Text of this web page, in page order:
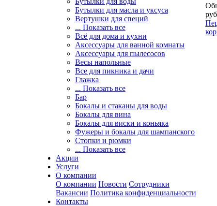
Бутылки для масла и уксуса
Вертушки для специй
... Показать все
Всё для дома и кухни
Аксессуары для ванной комнаты
Аксессуары для пылесосов
Весы напольные
Все для пикника и дачи
Глажка
... Показать все
Бар
Бокалы и стаканы для воды
Бокалы для вина
Бокалы для виски и коньяка
Фужеры и бокалы для шампанского
Стопки и рюмки
... Показать все
Акции
Услуги
О компании
О компании Новости Сотрудники
Вакансии Политика конфиденциальности
Контакты